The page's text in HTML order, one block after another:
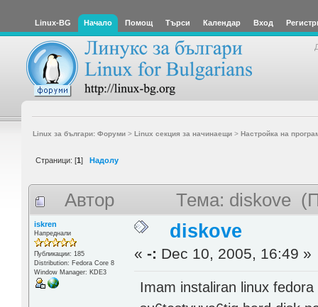
Linux-BG Начало Помощ Търси Календар Вход
Linux за българи: Форуми> Linux секция за начинаещи> Настройка на
Страници: [1] Надолу
Автор Тема: diskove
iskren
Напреднали
Публикации: 185
Distribution: Fedora Core 8
Window Manager: KDE3
diskove
«-: Dec 10, 2005, 16:49 »
Imam instaliran linux